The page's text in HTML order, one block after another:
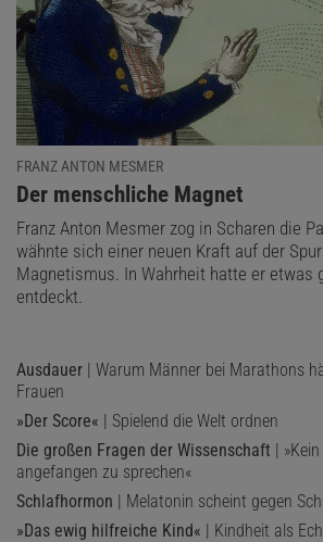
FRANZ ANTON MESMER
:
Der menschliche Magnet
Franz Anton Mesmer zog in Scharen die
wähnte sich einer neuen Kraft auf der
Magnetismus. In Wahrheit hatte er etwas
entdeckt.
Ausdauer | Warum Männer bei Marathons
Frauen
»Der Score« | Spielend die Welt ordnen
Die großen Fragen der Wissenschaft |
angefangen zu sprechen«
Schlafhormon | Melatonin scheint gegen
»Das ewig hilfreiche Kind« | Kindheit als